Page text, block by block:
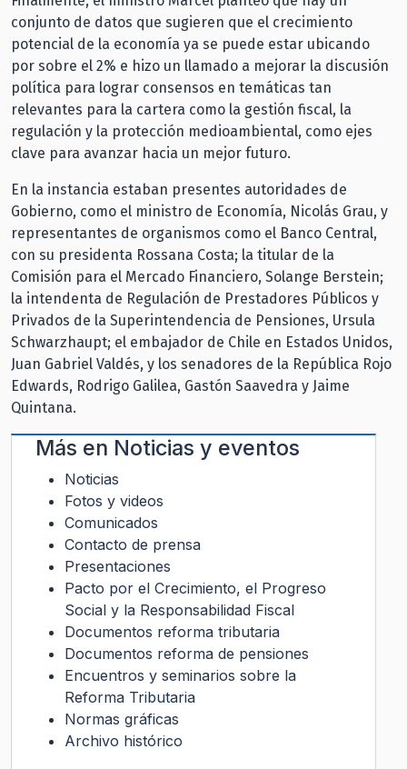
conjunto de datos que sugieren que el crecimiento
potencial de la economía ya se puede estar ubicando
por sobre el 2% e hizo un llamado a mejorar la discusión
política para lograr consensos en temáticas tan
relevantes para la cartera como la gestión fiscal, la
regulación y la protección medioambiental, como ejes
clave para avanzar hacia un mejor futuro.
En la instancia estaban presentes autoridades de
Gobierno, como el ministro de Economía, Nicolás Grau, y
representantes de organismos como el Banco Central,
con su presidenta Rossana Costa; la titular de la
Comisión para el Mercado Financiero, Solange Berstein;
la intendenta de Regulación de Prestadores Públicos y
Privados de la Superintendencia de Pensiones, Ursula
Schwarzhaupt; el embajador de Chile en Estados Unidos,
Juan Gabriel Valdés, y los senadores de la República Rojo
Edwards, Rodrigo Galilea, Gastón Saavedra y Jaime
Quintana.
Más en Noticias y eventos
Noticias
Fotos y videos
Comunicados
Contacto de prensa
Presentaciones
Pacto por el Crecimiento, el Progreso
Social y la Responsabilidad Fiscal
Documentos reforma tributaria
Documentos reforma de pensiones
Encuentros y seminarios sobre la
Reforma Tributaria
Normas gráficas
Archivo histórico